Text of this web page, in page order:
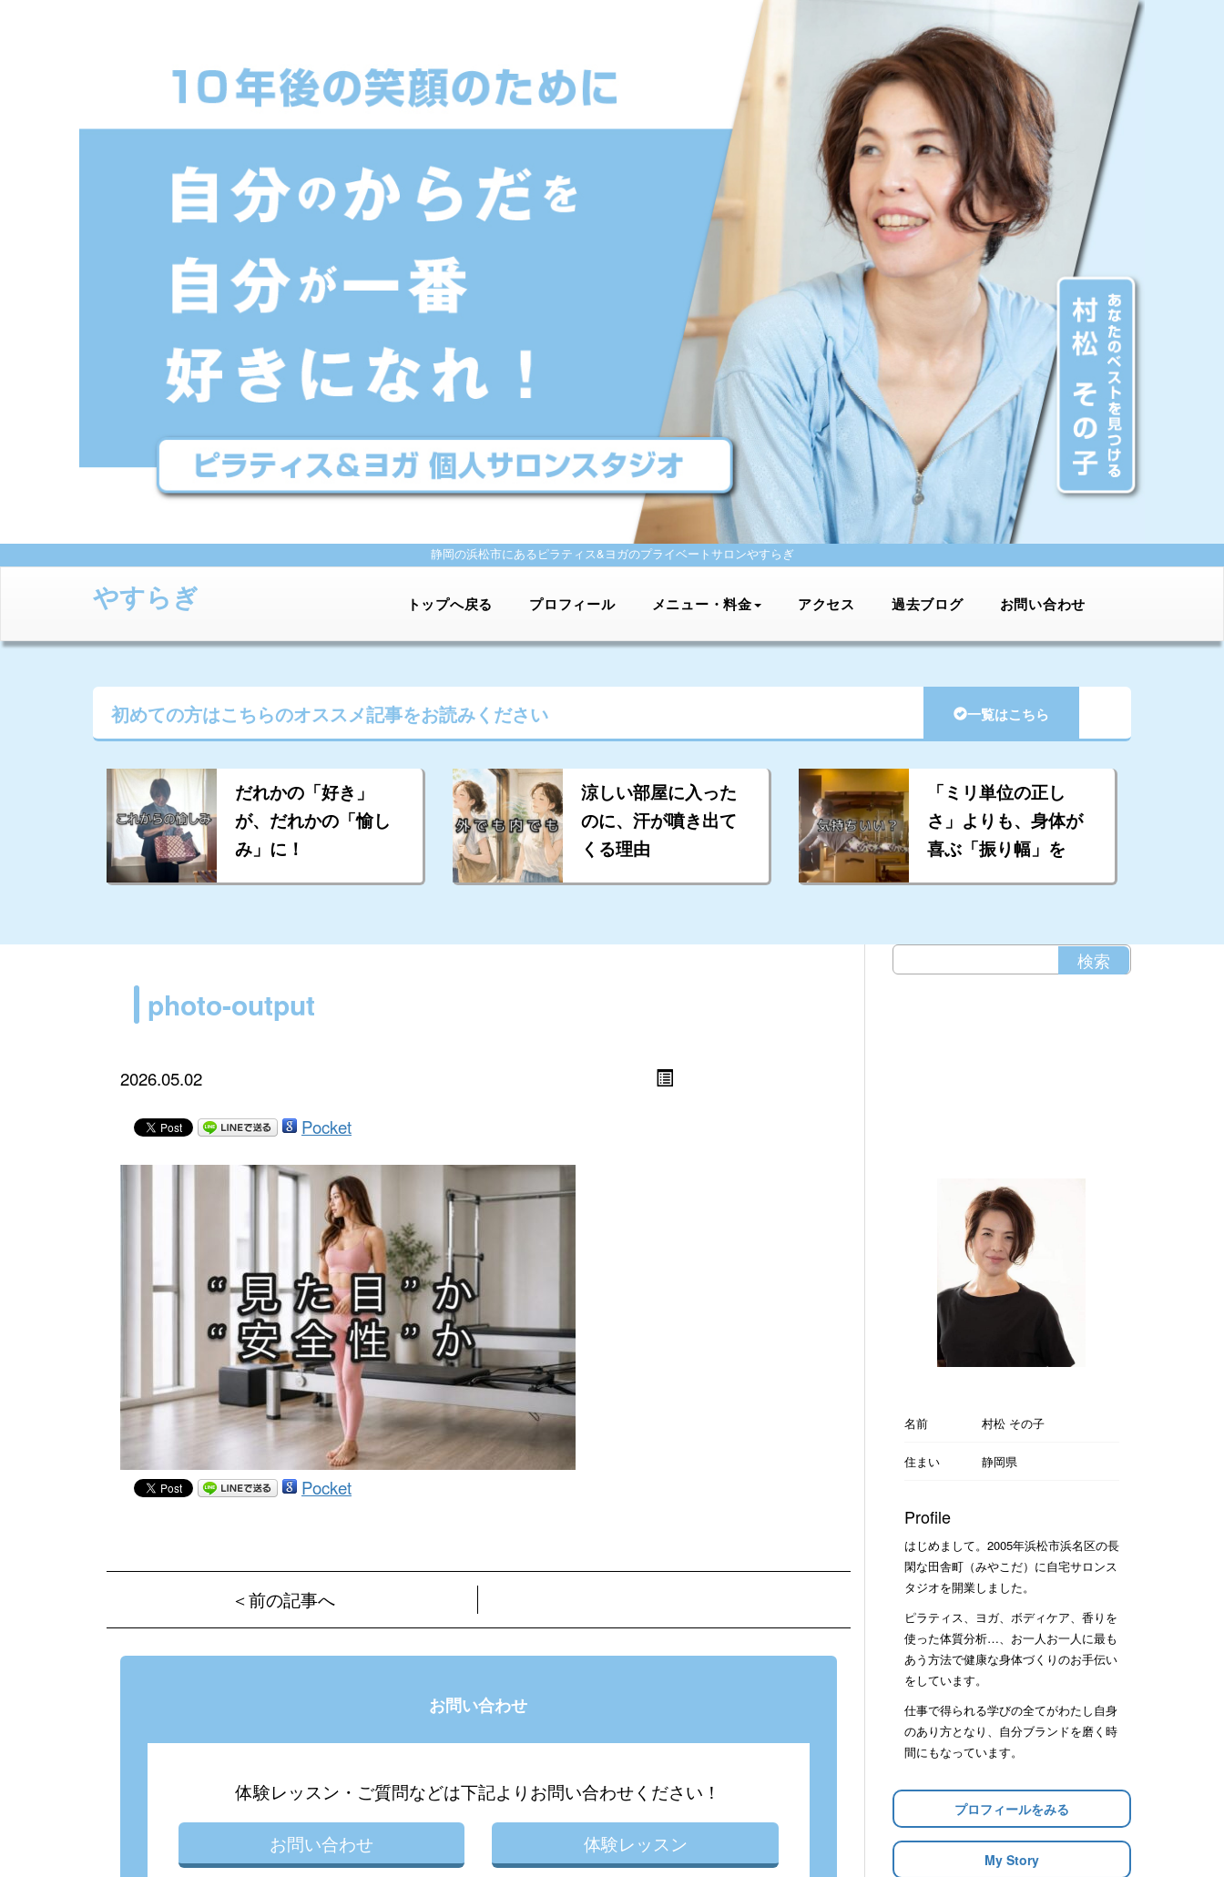
静岡の浜松市にあるピラティス&ヨガのプライベートサロンやすらぎ
やすらぎ トップへ戻る プロフィール メニュー・料金 アクセス 過去ブログ お問い合わせ
初めての方はこちらのオススメ記事をお読みください 一覧はこちら
だれかの「好き」
が、だれかの「愉し
み」に！
涼しい部屋に入った
のに、汗が噴き出て
くる理由
「ミリ単位の正し
さ」よりも、身体が
喜ぶ「振り幅」を
photo-output
2026.05.02
Pocket
Pocket
＜前の記事へ
お問い合わせ
体験レッスン・ご質問などは下記よりお問い合わせください！
お問い合わせ 体験レッスン
名前 村松 その子
住まい 静岡県
Profile
はじめまして。2005年浜松市浜名区の長
閑な田舎町（みやこだ）に自宅サロンス
タジオを開業しました。
ピラティス、ヨガ、ボディケア、香りを
使った体質分析…、お一人お一人に最も
あう方法で健康な身体づくりのお手伝い
をしています。
仕事で得られる学びの全てがわたし自身
のあり方となり、自分ブランドを磨く時
間にもなっています。
プロフィールをみる
My Story